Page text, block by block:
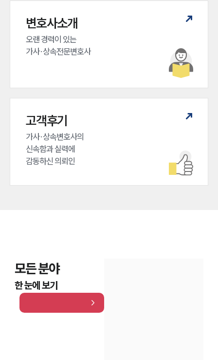
변호사소개
오랜 경력이 있는
가사·상속전문변호사
고객후기
가사·상속변호사의
신속함과 실력에
감동하신 의뢰인
모든 분야
한 눈에 보기